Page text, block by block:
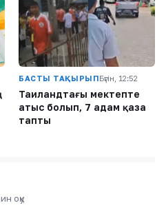
БАСТЫ ТАҚЫРЫПБүгін, 12:52
Таиландтағы мектепте
атыс болып, 7 адам қаза
тапты
оқу